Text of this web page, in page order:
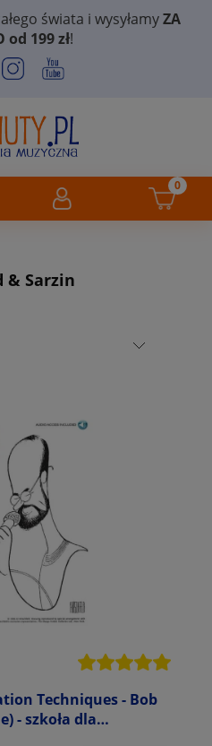
świata i wysyłamyZA
od 199 zł!
& Sarzin
Techniques - Bob
- szkoła dla